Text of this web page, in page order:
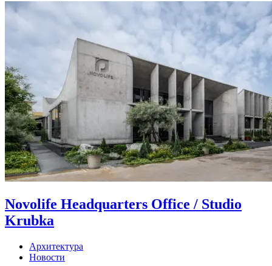
Novolife Headquarters Office / Studio
Krubka
Архитектура
Новости